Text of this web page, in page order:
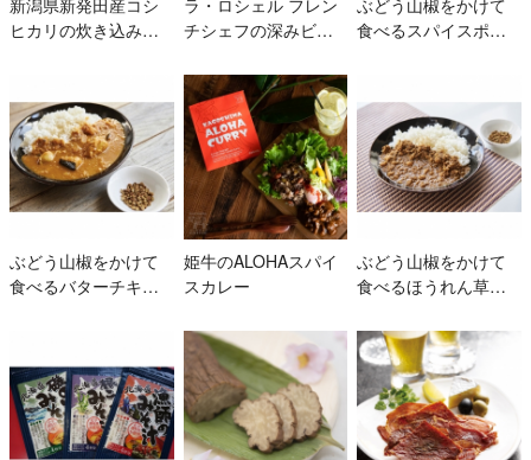
新潟県新発田産コシ
ヒカリの炊き込みご
ラ・ロシェル フレン
チシェフの深みビー
ぶどう山椒をかけて
食べるスパイスポー
ぶどう山椒をかけて
食べるバターチキン
姫牛のALOHAスパイ
スカレー
ぶどう山椒をかけて
食べるほうれん草キ